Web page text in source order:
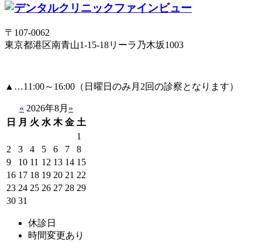
〒107-0062
東京都港区南青山1-15-18リーラ乃木坂1003
▲ …11:00～16:00（日曜日のみ月2回の診察となります）
« 2026年8月 »
日
月 火 水 木 金 土
1
2
3 4 5 6 7
8
9
10 11 12 13 14 15
16 17 18 19 20 21 22
23 24 25 26 27 28 29
30 31
休診日
時間変更あり